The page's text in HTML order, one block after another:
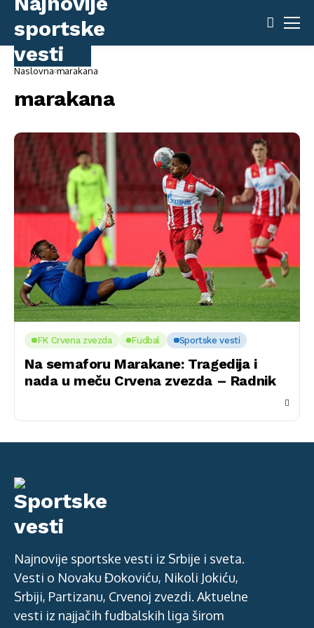
Naslovna marakana
marakana
FK Crvena zvezda Fudbal Sportske vesti
Na semaforu Marakane: Tragedija i
nada u meču Crvena zvezda – Radnik
Najnovije sportske vesti iz Srbije i sveta.
Vesti o Novaku Đokoviću, Nikoli Jokiću,
Srbiji, Partizanu, Crvenoj zvezdi. Aktuelne
vesti iz najjačih fudbalskih liga širom